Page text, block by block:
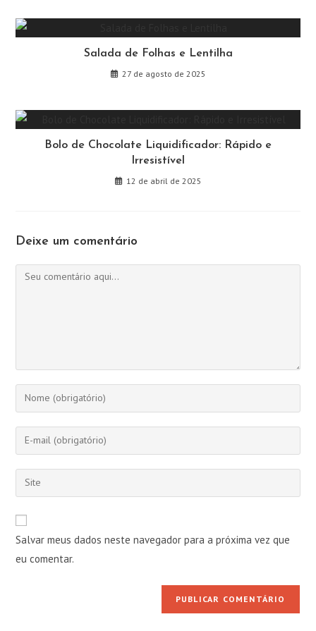
Salada de Folhas e Lentilha
27 de agosto de 2025
Bolo de Chocolate Liquidificador: Rápido e
Irresistível
12 de abril de 2025
Deixe um comentário
Comentário
Digite
seu
nome
ou
de
usuário
para
Digite
seu
endereço
de
para
comentar
Digite
o
do
seu
site
Salvar meus dados neste navegador para a próxima vez que
eu comentar.